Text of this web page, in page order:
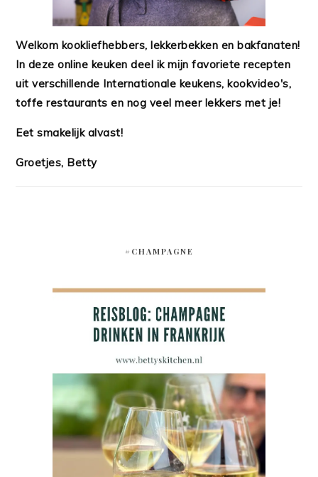
Welkom kookliefhebbers, lekkerbekken en bakfanaten!
In deze online keuken deel ik mijn favoriete recepten
uit verschillende Internationale keukens, kookvideo's,
toffe restaurants en nog veel meer lekkers met je!
Eet smakelijk alvast!
Groetjes, Betty
#CHAMPAGNE